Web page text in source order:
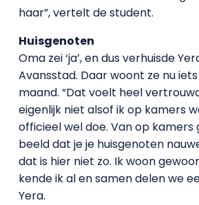
haar”, vertelt de student.
Huisgenoten
Oma zei ‘ja’, en dus verhuisde
Avansstad. Daar woont ze nu
maand. “Dat voelt heel
eigenlijk niet alsof ik op kamers
officieel wel doe. Van op kamers
beeld dat je je huisgenoten
dat is hier niet zo. Ik woon
kende ik al en samen delen we
Yera.